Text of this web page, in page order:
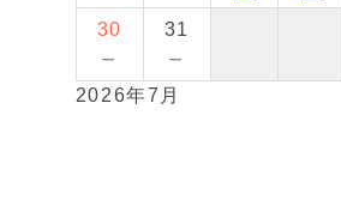
30
－
31
－
2026年7月